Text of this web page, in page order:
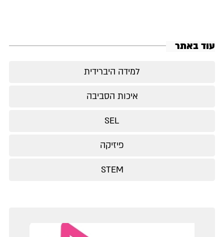
עוד באתר
למידה היברידית
איכות הסביבה
SEL
פיזיקה
STEM